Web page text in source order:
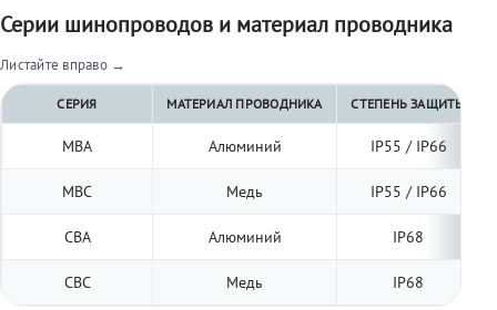
Серии шинопроводов и материал проводника
Листайте вправо →
СЕРИЯ МАТЕРИАЛ ПРОВОДНИКА СТЕПЕНЬ ЗАЩИТЫ
МВА Алюминий IP55 / IP66
МВС Медь IP55 / IP66
СВА Алюминий IP68
СВС Медь IP68